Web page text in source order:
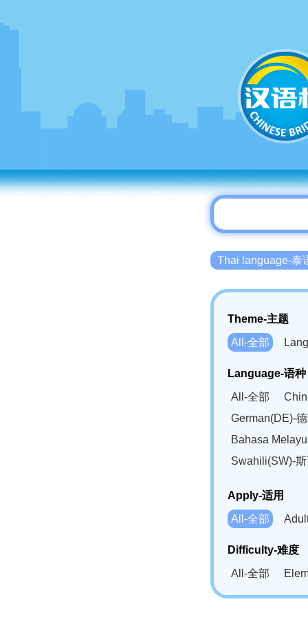
Thai language-泰
Theme-主题
All-全部
Language-语种
All-全部
German(DE)-
Bahasa
Swahili(SW)-
Apply-适用
All-全部
Difficulty-难度
All-全部